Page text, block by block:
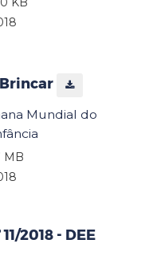
Mundial do
MB
2018 - DEE